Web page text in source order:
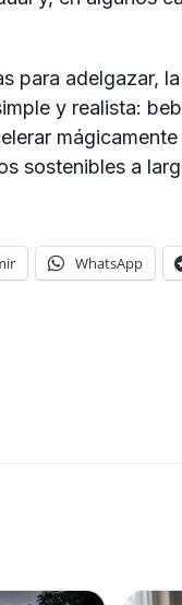
para adelgazar,
y realista:
sostenibles a
WhatsApp